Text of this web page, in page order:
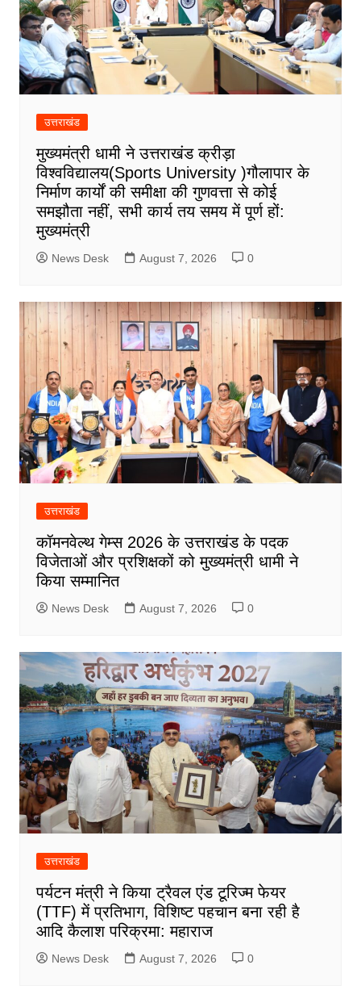
उत्तराखंड
मुख्यमंत्री धामी ने उत्तराखंड क्रीड़ा
विश्वविद्यालय(Sports University )गौलापार के
निर्माण कार्यों की समीक्षा की गुणवत्ता से कोई
समझौता नहीं, सभी कार्य तय समय में पूर्ण हों:
मुख्यमंत्री
News Desk August 7, 2026 0
उत्तराखंड
कॉमनवेल्थ गेम्स 2026 के उत्तराखंड के पदक
विजेताओं और प्रशिक्षकों को मुख्यमंत्री धामी ने
किया सम्मानित
News Desk August 7, 2026 0
उत्तराखंड
पर्यटन मंत्री ने किया ट्रैवल एंड टूरिज्म फेयर
(TTF) में प्रतिभाग, विशिष्ट पहचान बना रही है
आदि कैलाश परिक्रमा: महाराज
News Desk August 7, 2026 0